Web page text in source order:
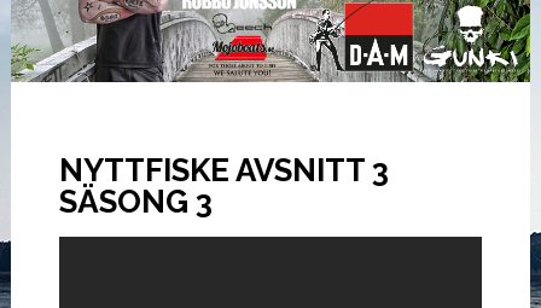
NYTTFISKE AVSNITT 3
SÄSONG 3